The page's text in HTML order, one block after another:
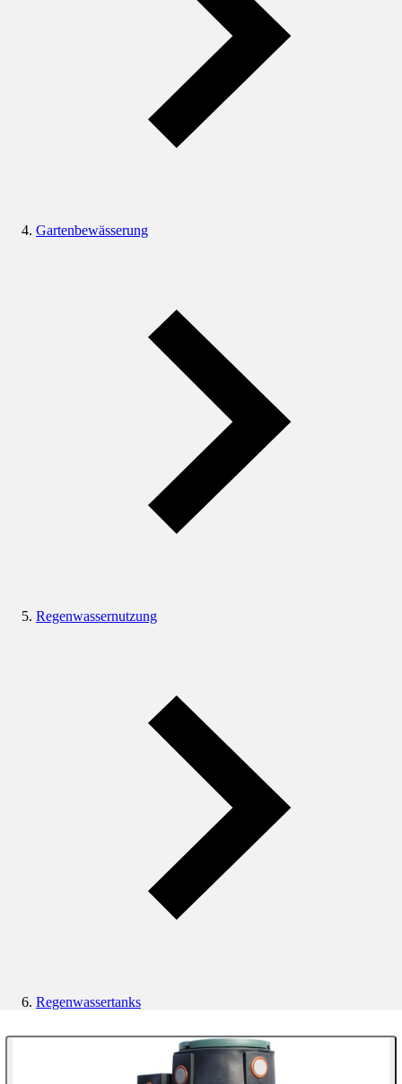
Gartenbewässerung
Regenwassernutzung
Regenwassertanks